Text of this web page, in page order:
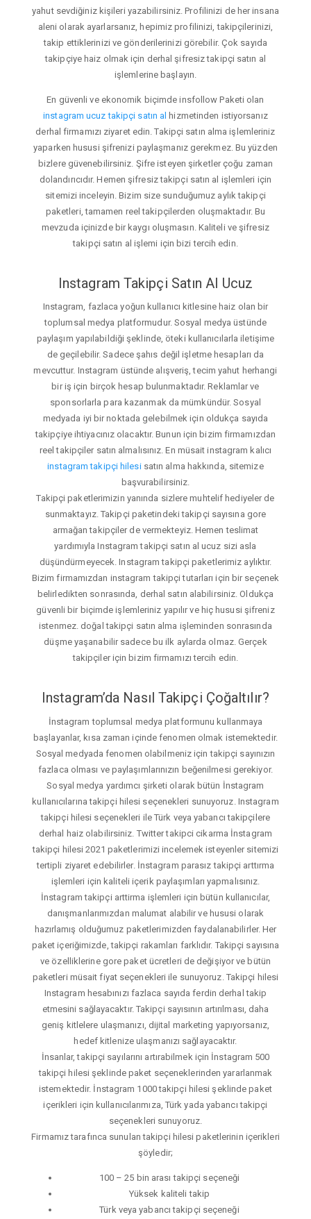
yahut sevdiğiniz kişileri yazabilirsiniz. Profilinizi de her insana
aleni olarak ayarlarsanız, hepimiz profilinizi, takipçilerinizi,
takip ettiklerinizi ve gönderilerinizi görebilir. Çok sayıda
takipçiye haiz olmak için derhal şifresiz takipçi satın al
işlemlerine başlayın.
En güvenli ve ekonomik biçimde insfollow Paketi olan
instagram ucuz takipçi satın al hizmetinden istiyorsanız
derhal firmamızı ziyaret edin. Takipçi satın alma işlemleriniz
yaparken hususi şifrenizi paylaşmanız gerekmez. Bu yüzden
bizlere güvenebilirsiniz. Şifre isteyen şirketler çoğu zaman
dolandırıcıdır. Hemen şifresiz takipçi satın al işlemleri için
sitemizi inceleyin. Bizim size sunduğumuz aylık takipçi
paketleri, tamamen reel takipçilerden oluşmaktadır. Bu
mevzuda içinizde bir kaygı oluşmasın. Kaliteli ve şifresiz
takipçi satın al işlemi için bizi tercih edin.
Instagram Takipçi Satın Al Ucuz
Instagram, fazlaca yoğun kullanıcı kitlesine haiz olan bir
toplumsal medya platformudur. Sosyal medya üstünde
paylaşım yapılabildiği şeklinde, öteki kullanıcılarla iletişime
de geçilebilir. Sadece şahıs değil işletme hesapları da
mevcuttur. Instagram üstünde alışveriş, tecim yahut herhangi
bir iş için birçok hesap bulunmaktadır. Reklamlar ve
sponsorlarla para kazanmak da mümkündür. Sosyal
medyada iyi bir noktada gelebilmek için oldukça sayıda
takipçiye ihtiyacınız olacaktır. Bunun için bizim firmamızdan
reel takipçiler satın almalısınız. En müsait instagram kalıcı
instagram takipçi hilesisatın alma hakkında, sitemize
başvurabilirsiniz.
Takipçi paketlerimizin yanında sizlere muhtelif hediyeler de
sunmaktayız. Takipçi paketindeki takipçi sayısına gore
armağan takipçiler de vermekteyiz. Hemen teslimat
yardımıyla Instagram takipçi satın al ucuz sizi asla
düşündürmeyecek. Instagram takipçi paketlerimiz aylıktır.
Bizim firmamızdan instagram takipçi tutarları için bir seçenek
belirledikten sonrasında, derhal satın alabilirsiniz. Oldukça
güvenli bir biçimde işlemleriniz yapılır ve hiç hususi şifreniz
istenmez. doğal takipçi satın alma işleminden sonrasında
düşme yaşanabilir sadece bu ilk aylarda olmaz. Gerçek
takipçiler için bizim firmamızı tercih edin.
Instagram’da Nasıl Takipçi Çoğaltılır?
İnstagram toplumsal medya platformunu kullanmaya
başlayanlar, kısa zaman içinde fenomen olmak istemektedir.
Sosyal medyada fenomen olabilmeniz için takipçi sayınızın
fazlaca olması ve paylaşımlarınızın beğenilmesi gerekiyor.
Sosyal medya yardımcı şirketi olarak bütün İnstagram
kullanıcılarına takipçi hilesi seçenekleri sunuyoruz. Instagram
takipçi hilesi seçenekleri ile Türk veya yabancı takipçilere
derhal haiz olabilirsiniz. Twitter takipci cikarma İnstagram
takipçi hilesi 2021 paketlerimizi incelemek isteyenler sitemizi
tertipli ziyaret edebilirler. İnstagram parasız takipçi arttırma
işlemleri için kaliteli içerik paylaşımları yapmalısınız.
İnstagram takipçi arttirma işlemleri için bütün kullanıcılar,
danışmanlarımızdan malumat alabilir ve hususi olarak
hazırlamış olduğumuz paketlerimizden faydalanabilirler. Her
paket içeriğimizde, takipçi rakamları farklıdır. Takipçi sayısına
ve özelliklerine gore paket ücretleri de değişiyor ve bütün
paketleri müsait fiyat seçenekleri ile sunuyoruz. Takipçi hilesi
Instagram hesabınızı fazlaca sayıda ferdin derhal takip
etmesini sağlayacaktır. Takipçi sayısının artırılması, daha
geniş kitlelere ulaşmanızı, dijital marketing yapıyorsanız,
hedef kitlenize ulaşmanızı sağlayacaktır.
İnsanlar, takipçi sayılarını artırabilmek için İnstagram 500
takipçi hilesi şeklinde paket seçeneklerinden yararlanmak
istemektedir. İnstagram 1000 takipçi hilesi şeklinde paket
içerikleri için kullanıcılarımıza, Türk yada yabancı takipçi
seçenekleri sunuyoruz.
Firmamız tarafınca sunulan takipçi hilesi paketlerinin içerikleri
şöyledir;
100 – 25 bin arası takipçi seçeneği
Yüksek kaliteli takip
Türk veya yabancı takipçi seçeneği